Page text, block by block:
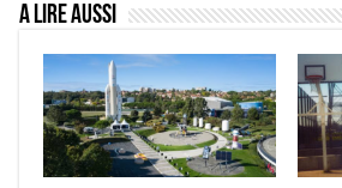
A lire aussi